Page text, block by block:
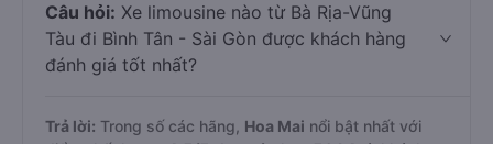
Câu hỏi: Xe limousine nào từ Bà Rịa-Vũng
Tàu đi Bình Tân - Sài Gòn được khách hàng
đánh giá tốt nhất?
Trả lời: Trong số các hãng, Hoa Mai nổi bật nhất với